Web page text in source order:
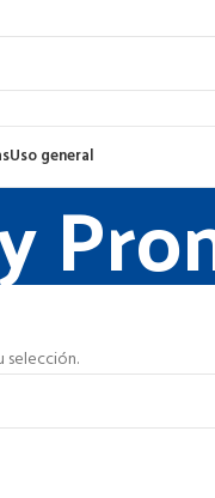
Uso general
selección.